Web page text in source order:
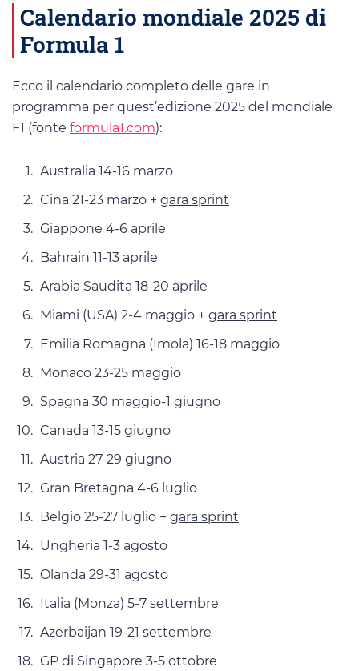
Calendario mondiale 2025 di
Formula 1
Ecco il calendario completo delle gare in
programma per quest’edizione 2025 del mondiale
F1 (fonte formula1.com):
Australia 14-16 marzo
Cina 21-23 marzo + gara sprint
Giappone 4-6 aprile
Bahrain 11-13 aprile
Arabia Saudita 18-20 aprile
Miami (USA) 2-4 maggio + gara sprint
Emilia Romagna (Imola) 16-18 maggio
Monaco 23-25 maggio
Spagna 30 maggio-1 giugno
Canada 13-15 giugno
Austria 27-29 giugno
Gran Bretagna 4-6 luglio
Belgio 25-27 luglio + gara sprint
Ungheria 1-3 agosto
Olanda 29-31 agosto
Italia (Monza) 5-7 settembre
Azerbaijan 19-21 settembre
GP di Singapore 3-5 ottobre